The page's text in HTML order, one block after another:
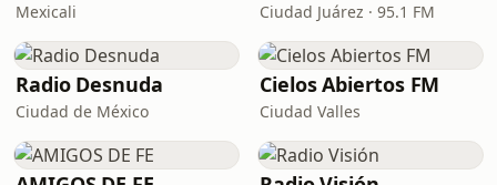
Mexicali Ciudad Juárez · 95.1 FM
Radio Desnuda
Ciudad de México
Cielos Abiertos FM
Ciudad Valles